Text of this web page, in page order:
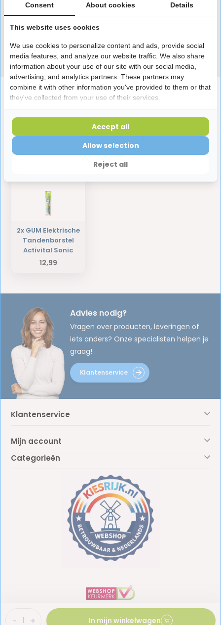
+
- In mijn winkelwagen
Productomschrijving
Reviews
Heb je een vraag over dit product?
in de chat of stuur een e-mail.
Stuur e-mail
Laatst bekeken producten
2x GUM Elektrische
Tandenborstel
Activital Sonic
12,99
Advies nodig?
Vragen over producten, leveringen of
iets anders? Onze specialisten helpen je
graag!
Klantenservice
Klantenservice
Mijn account
Categorieën
Consent About cookies Details
This website uses cookies
We use cookies to personalize content and ads, provide social
media features, and analyze our website traffic. We also share
information about your use of our site with our social media,
advertising, and analytics partners. These partners may
combine it with other information you've provided to them or that
they've collected from your use of their services.
Reject all
Allow selection
Accept all